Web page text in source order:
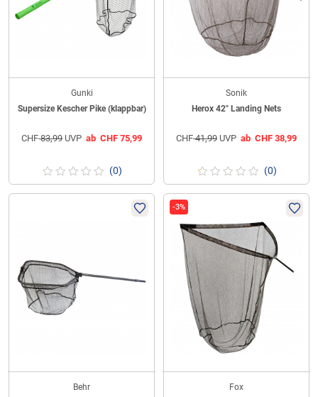
Gunki
Supersize Kescher Pike (klappbar)
CHF83,99 UVP ab CHF 75,99
(0)
Sonik
Herox 42" Landing Nets
CHF41,99 UVP ab CHF 38,99
(0)
Behr
-3%
Fox